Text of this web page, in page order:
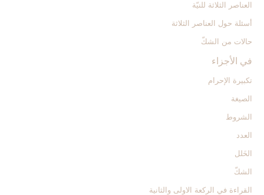
العناصر الثلاثة للنيّة
أسئلة حول العناصر الثلاثة
حالات من الشكّ
في الأجزاء
تكبيرة الإحرام‏
الصيغة
الشروط
العدد
الخَلل
الشكّ
القراءة في الركعة الاولى والثانية